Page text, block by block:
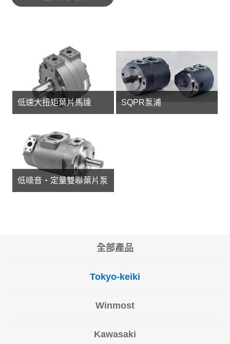
全部產品
Tokyo-keiki
Winmost
Kawasaki
低速大扭矩葉片馬達 SQPR泵浦
低噪音・定量雙聯葉片泵